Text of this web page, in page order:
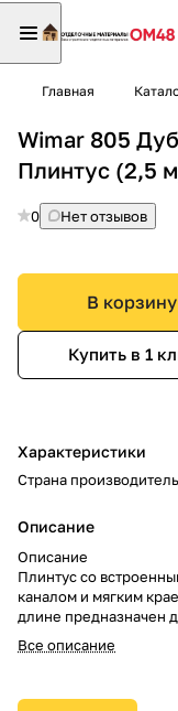
Главная
Wimar 805
Плинтус (2,5
0 Нет отзывов
В корзину
Купить в 1
Характеристики
Страна производитель
Описание
Описание
Плинтус со
каналом и мягким
длине предназначен
скрытия зазора между
напольным покрытием.
Все описание